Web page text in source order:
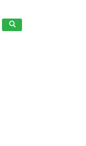
Пляшечки підходять
у формуванні